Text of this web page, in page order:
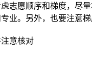
志愿顺序和梯度，尽
业。另外，也要注意
意核对